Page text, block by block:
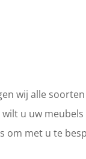
wij alle
u uw
om met u te